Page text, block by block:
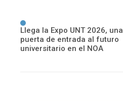
Llega la Expo UNT 2026, una
puerta de entrada al futuro
universitario en el NOA